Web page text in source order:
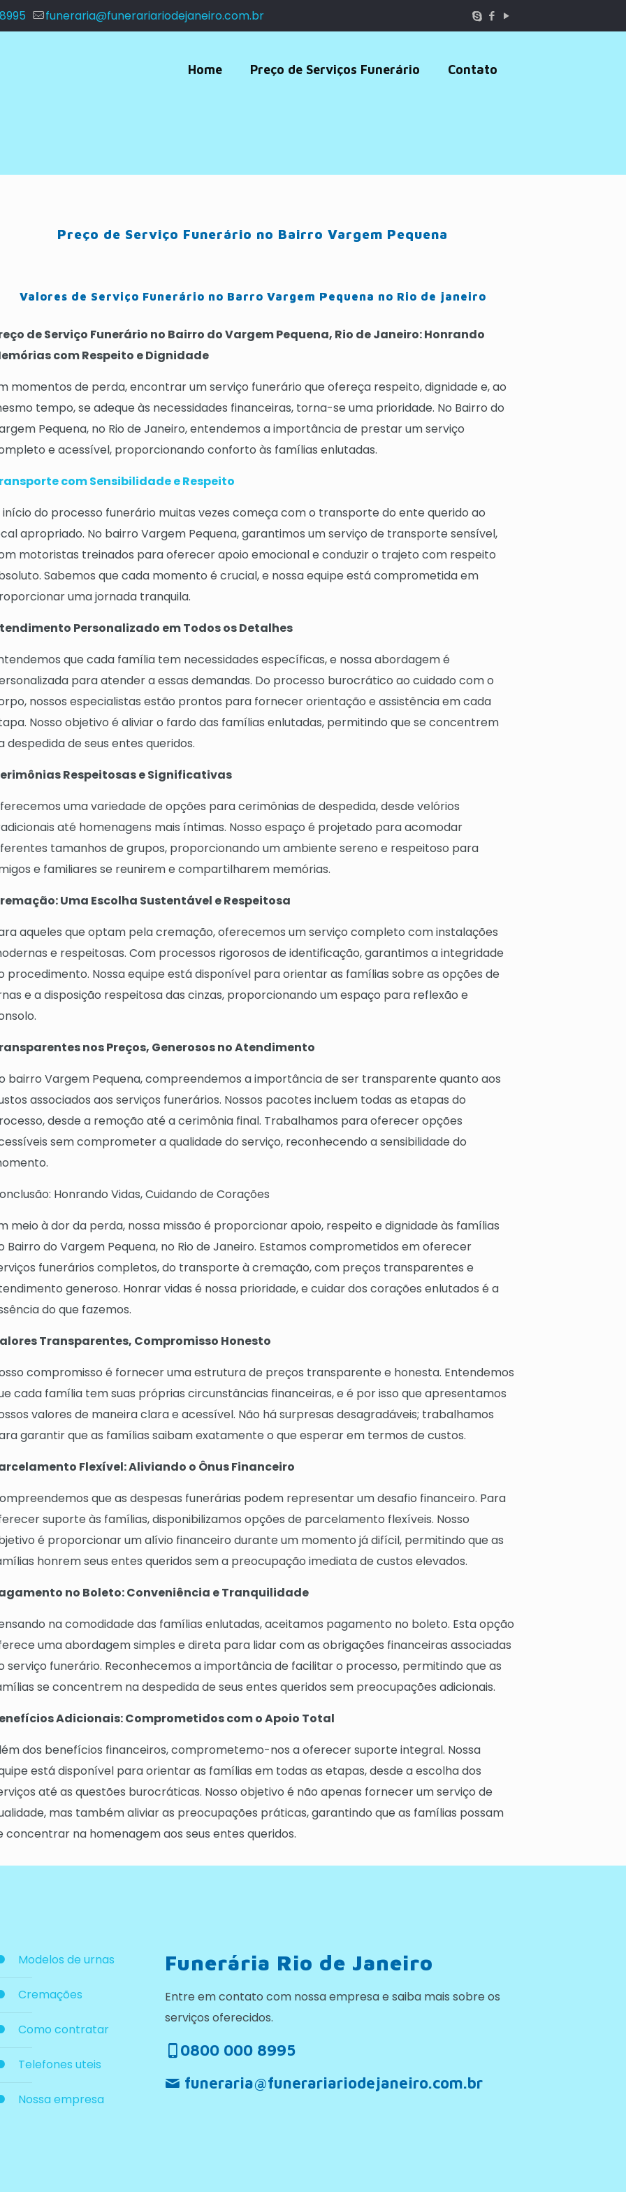
funeraria@funerariariodejaneiro.com.br
Home Preço de Serviços Funerário Contato
Preço de Serviço Funerário no Bairro Vargem Pequena
Valores de Serviço Funerário no Barro Vargem Pequena no Rio de janeiro
de Serviço Funerário no Bairro do Vargem Pequena, Rio de Janeiro: Honrando
com Respeito e Dignidade
momentos de perda, encontrar um serviço funerário que ofereça respeito, dignidade e, ao
tempo, se adeque às necessidades financeiras, torna-se uma prioridade. No Bairro do
Pequena, no Rio de Janeiro, entendemos a importância de prestar um serviço
e acessível, proporcionando conforto às famílias enlutadas.
com Sensibilidade e Respeito
início do processo funerário muitas vezes começa com o transporte do ente querido ao
apropriado. No bairro Vargem Pequena, garantimos um serviço de transporte sensível,
motoristas treinados para oferecer apoio emocional e conduzir o trajeto com respeito
Sabemos que cada momento é crucial, e nossa equipe está comprometida em
uma jornada tranquila.
Personalizado em Todos os Detalhes
que cada família tem necessidades específicas, e nossa abordagem é
para atender a essas demandas. Do processo burocrático ao cuidado com o
nossos especialistas estão prontos para fornecer orientação e assistência em cada
Nosso objetivo é aliviar o fardo das famílias enlutadas, permitindo que se concentrem
despedida de seus entes queridos.
Respeitosas e Significativas
uma variedade de opções para cerimônias de despedida, desde velórios
até homenagens mais íntimas. Nosso espaço é projetado para acomodar
tamanhos de grupos, proporcionando um ambiente sereno e respeitoso para
e familiares se reunirem e compartilharem memórias.
Uma Escolha Sustentável e Respeitosa
aqueles que optam pela cremação, oferecemos um serviço completo com instalações
e respeitosas. Com processos rigorosos de identificação, garantimos a integridade
procedimento. Nossa equipe está disponível para orientar as famílias sobre as opções de
e a disposição respeitosa das cinzas, proporcionando um espaço para reflexão e
nos Preços, Generosos no Atendimento
bairro Vargem Pequena, compreendemos a importância de ser transparente quanto aos
associados aos serviços funerários. Nossos pacotes incluem todas as etapas do
desde a remoção até a cerimônia final. Trabalhamos para oferecer opções
sem comprometer a qualidade do serviço, reconhecendo a sensibilidade do
Honrando Vidas, Cuidando de Corações
meio à dor da perda, nossa missão é proporcionar apoio, respeito e dignidade às famílias
Bairro do Vargem Pequena, no Rio de Janeiro. Estamos comprometidos em oferecer
funerários completos, do transporte à cremação, com preços transparentes e
generoso. Honrar vidas é nossa prioridade, e cuidar dos corações enlutados é a
do que fazemos.
Transparentes, Compromisso Honesto
compromisso é fornecer uma estrutura de preços transparente e honesta. Entendemos
cada família tem suas próprias circunstâncias financeiras, e é por isso que apresentamos
valores de maneira clara e acessível. Não há surpresas desagradáveis; trabalhamos
garantir que as famílias saibam exatamente o que esperar em termos de custos.
Flexível: Aliviando o Ônus Financeiro
que as despesas funerárias podem representar um desafio financeiro. Para
suporte às famílias, disponibilizamos opções de parcelamento flexíveis. Nosso
é proporcionar um alívio financeiro durante um momento já difícil, permitindo que as
honrem seus entes queridos sem a preocupação imediata de custos elevados.
no Boleto: Conveniência e Tranquilidade
na comodidade das famílias enlutadas, aceitamos pagamento no boleto. Esta opção
uma abordagem simples e direta para lidar com as obrigações financeiras associadas
serviço funerário. Reconhecemos a importância de facilitar o processo, permitindo que as
se concentrem na despedida de seus entes queridos sem preocupações adicionais.
Adicionais: Comprometidos com o Apoio Total
dos benefícios financeiros, comprometemo-nos a oferecer suporte integral. Nossa
está disponível para orientar as famílias em todas as etapas, desde a escolha dos
até as questões burocráticas. Nosso objetivo é não apenas fornecer um serviço de
mas também aliviar as preocupações práticas, garantindo que as famílias possam
concentrar na homenagem aos seus entes queridos.
Modelos de urnas
Cremações
Como contratar
Telefones uteis
Nossa empresa
Funerária Rio de Janeiro
Entre em contato com nossa empresa e saiba mais sobre os
serviços oferecidos.
0800 000 8995
funeraria@funerariariodejaneiro.com.br